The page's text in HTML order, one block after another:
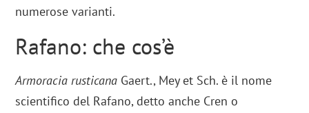
numerose varianti.
Rafano: che cos’è
Armoracia rusticana Gaert., Mey et Sch. è il nome
scientifico del Rafano, detto anche Cren o